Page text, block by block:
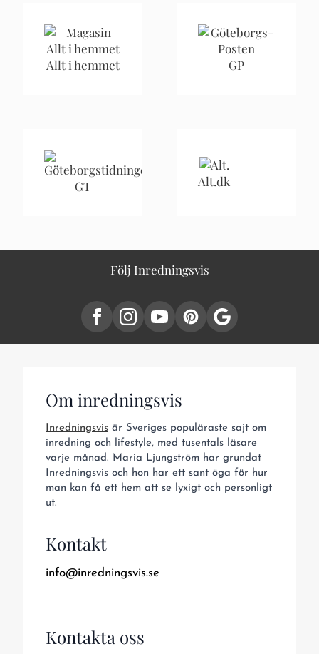
Allt i hemmet GP
GT Alt.dk
Följ Inredningsvis
Om inredningsvis
Inredningsvis är Sveriges populäraste sajt om
inredning och lifestyle, med tusentals läsare
varje månad. Maria Ljungström har grundat
Inredningsvis och hon har ett sant öga för hur
man kan få ett hem att se lyxigt och personligt
ut.
Kontakt
info@inredningsvis.se
Kontakta oss